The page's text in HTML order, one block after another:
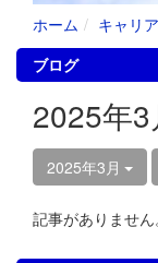
ホーム キャリ
ブログ
2025年
2025年3月
記事がありません